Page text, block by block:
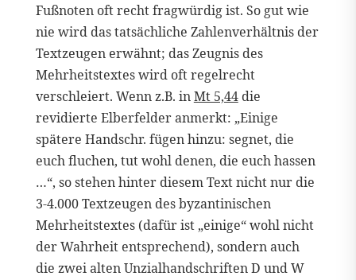
Fußnoten oft recht fragwürdig ist. So gut wie
nie wird das tatsächliche Zahlenverhältnis der
Textzeugen erwähnt; das Zeugnis des
Mehrheitstextes wird oft regelrecht
verschleiert. Wenn z.B. inMt 5,44die
revidierte Elberfelder anmerkt: „Einige
spätere Handschr. fügen hinzu: segnet, die
euch fluchen, tut wohl denen, die euch hassen
…“, so stehen hinter diesem Text nicht nur die
3-4.000 Textzeugen des byzantinischen
Mehrheitstextes (dafür ist „einige“ wohl nicht
der Wahrheit entsprechend), sondern auch
die zwei alten Unzialhandschriften D und W